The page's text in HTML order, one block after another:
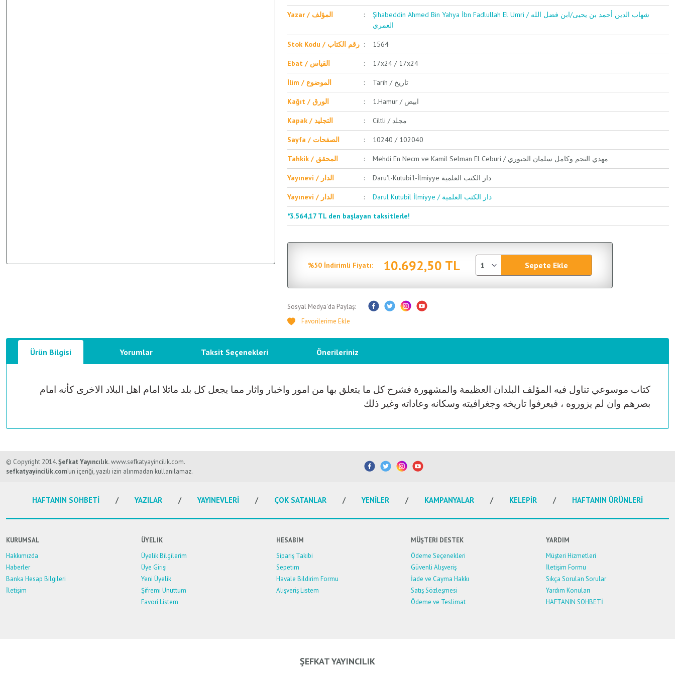
Yazar / المؤلف
Şihabeddin Ahmed Bin Yahya İbn Fadlullah El Umri / شهاب الدين أحمد بن يحيى/ابن فضل الله
العمري
Stok Kodu / رقم الكتاب 1564
Ebat / القياس 17x24 / 17x24
İlim / الموضوع Tarih / تاريخ
Kağıt / الورق 1.Hamur / ابيض
Kapak / التجليد Ciltli / مجلد
Sayfa / الصفحات 10240 / 102040
Tahkik / المحقق Mehdi En Necm ve Kamil Selman El Ceburi / مهدي النجم وكامل سلمان الجبوري
Yayınevi / الدار Daru'l-Kutubi'l-İlmiyye دار الكتب العلمية
Yayınevi / الدار Darul Kutubil İlmiyye / دار الكتب العلمية
*3.564,17 TL den başlayan taksitlerle!
%50 İndirimli Fiyatı: 10.692,50 TL Sepete Ekle
Sosyal Medya'da Paylaş:
Ürün Bilgisi Yorumlar Taksit Seçenekleri Önerileriniz
كتاب موسوعي تناول فيه المؤلف البلدان العظيمة والمشهورة فشرح كل ما يتعلق بها من امور واخبار واثار مما يجعل كل بلد ماثلا امام اهل البلاد الاخرى كأنه امام
بصرهم وان لم يزوروه ، فيعرفوا تاريخه وجغرافيته وسكانه وعاداته وغير ذلك
Bu ürüne ilk yorumu siz yapın!
Yorum Yaz
Görüş ve önerileriniz için teşekkür ederiz.
Ürün açıklamasında eksik bilgiler bulunuyor.
Bu ürüne benzer farklı alternatifler olmalı.
© Copyright 2014.Şefkat Yayıncılık.www.sefkatyayincilik.com.
sefkatyayincilik.com’un içeriği, yazılı izin alınmadan kullanılamaz.
HAFTANIN SOHBETİ YAZILAR YAYINEVLERİ ÇOK SATANLAR YENİLER KAMPANYALAR KELEPİR HAFTANIN ÜRÜNLERİ
KURUMSAL
Hakkımızda
Haberler
Banka Hesap Bilgileri
İletişim
ÜYELİK
Üyelik Bilgilerim
Üye Girişi
Yeni Üyelik
Şifremi Unuttum
Favori Listem
HESABIM
Sipariş Takibi
Sepetim
Havale Bildirim Formu
Alışveriş Listem
MÜŞTERİ DESTEK
Ödeme Seçenekleri
Güvenli Alışveriş
İade ve Cayma Hakkı
Satış Sözleşmesi
Ödeme ve Teslimat
YARDIM
Müşteri Hizmetleri
İletişim Formu
Sıkça Sorulan Sorular
Yardım Konuları
HAFTANIN SOHBETİ
ŞEFKAT YAYINCILIK